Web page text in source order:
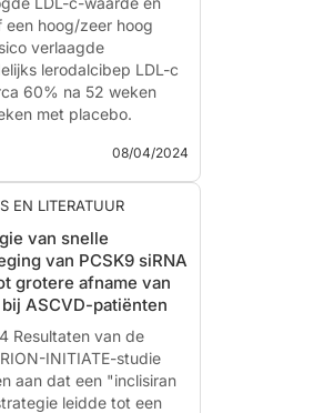
een hoog/zeer hoog
verlaagde
lerodalcibep LDL-c
60% na 52 weken
met placebo.
met lerodalcibep
aan de nieuwe, strenge
Het
Double-blind,
controlled, Phase 3,
Evaluate Lerodalcibep
Efficacy and Safety
With, or at Very-high
Risk, For Cardiovascular
on Stable...
08/04/2024
EN LITERATUUR
van snelle
van PCSK9 siRNA
grotere afname van
ASCVD-patiënten
Resultaten van de
INITIATE-studie
aan dat een "inclisiran
leidde tot een